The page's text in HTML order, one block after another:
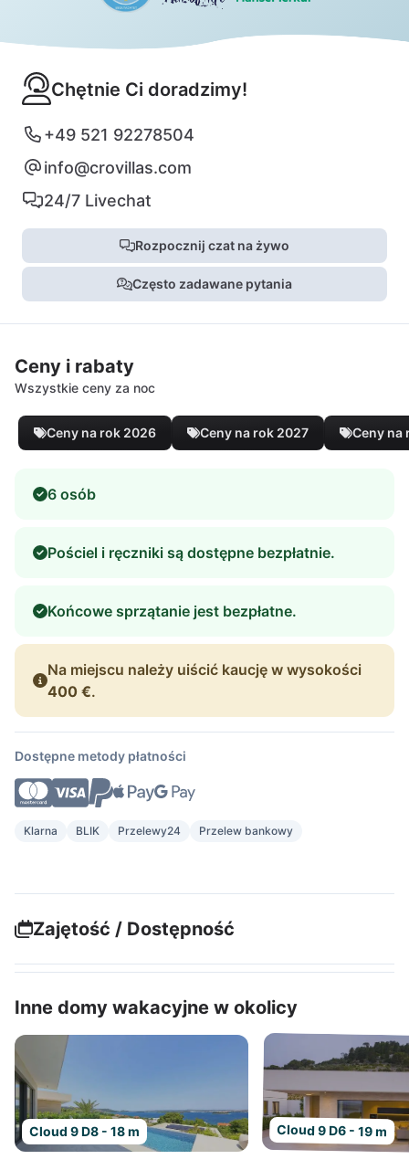
Chętnie Ci doradzimy!
+49 521 92278504
info@crovillas.com
24/7 Livechat
Rozpocznij czat na żywo
Często zadawane pytania
Ceny i rabaty
Wszystkie ceny za noc
Ceny na rok 2026 Ceny na rok 2027 Ceny na
6 osób
Pościel i ręczniki są dostępne bezpłatnie.
Końcowe sprzątanie jest bezpłatne.
Na miejscu należy uiścić kaucję w wysokości
400 €.
Dostępne metody płatności
Klarna BLIK Przelewy24 Przelew bankowy
Zajętość / Dostępność
Inne domy wakacyjne w okolicy
Cloud 9 D8 - 18 m Cloud 9 D6 - 19 m